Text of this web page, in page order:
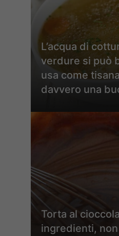
L’acqua di
verdure si può
usa come
davvero una
Torta al
ingredienti,